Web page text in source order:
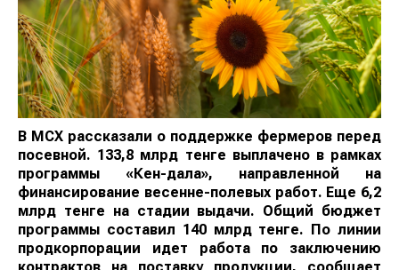
В МСХ рассказали о поддержке фермеров перед
посевной. 133,8 млрд тенге выплачено в рамках
программы «Кен-дала», направленной на
финансирование весенне-полевых работ. Еще 6,2
млрд тенге на стадии выдачи. Общий бюджет
программы составил 140 млрд тенге. По линии
продкорпорации идет работа по заключению